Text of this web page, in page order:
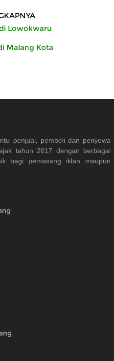
Lowokwaru
Malang Kota
penjual, pembeli dan penyewa
tahun 2017 dengan berbagai
bagi pemasang iklan maupun